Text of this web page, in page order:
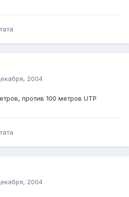
2004
против 100 метров UTP
2004